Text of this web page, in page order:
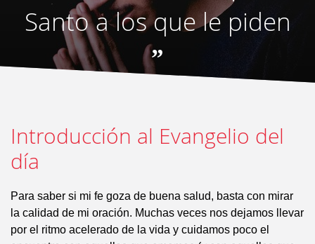
Santo a los que le piden
”
Introducción al Evangelio del
día
Para saber si mi fe goza de buena salud, basta con mirar
la calidad de mi oración. Muchas veces nos dejamos llevar
por el ritmo acelerado de la vida y cuidamos poco el